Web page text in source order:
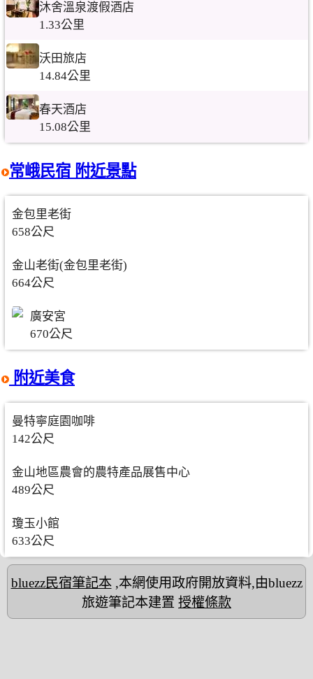
沐舍溫泉渡假酒店
1.33公里
沃田旅店
14.84公里
春天酒店
15.08公里
常峨民宿 附近景點
金包里老街
658公尺
金山老街(金包里老街)
664公尺
廣安宮
670公尺
附近美食
曼特寧庭園咖啡
142公尺
金山地區農會的農特產品展售中心
489公尺
瓊玉小館
633公尺
bluezz民宿筆記本,本網使用政府開放資料,由bluezz
旅遊筆記本建置 授權條款